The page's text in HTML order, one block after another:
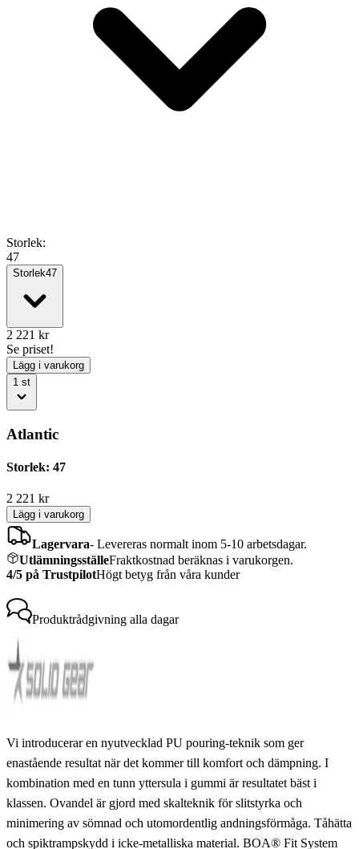
Storlek:
47
Storlek47
2 221 kr
Se priset!
Lägg i varukorg
1 st
Atlantic
Storlek: 47
2 221 kr
Lägg i varukorg
Lagervara- Levereras normalt inom 5-10 arbetsdagar.
UtlämningsställeFraktkostnad beräknas i varukorgen.
4/5 på TrustpilotHögt betyg från våra kunder
Produktrådgivning alla dagar
Vi introducerar en nyutvecklad PU pouring-teknik som ger
enastående resultat när det kommer till komfort och dämpning. I
kombination med en tunn yttersula i gummi är resultatet bäst i
klassen. Ovandel är gjord med skalteknik för slitstyrka och
minimering av sömnad och utomordentlig andningsförmåga. Tåhätta
och spiktrampskydd i icke-metalliska material. BOA® Fit System